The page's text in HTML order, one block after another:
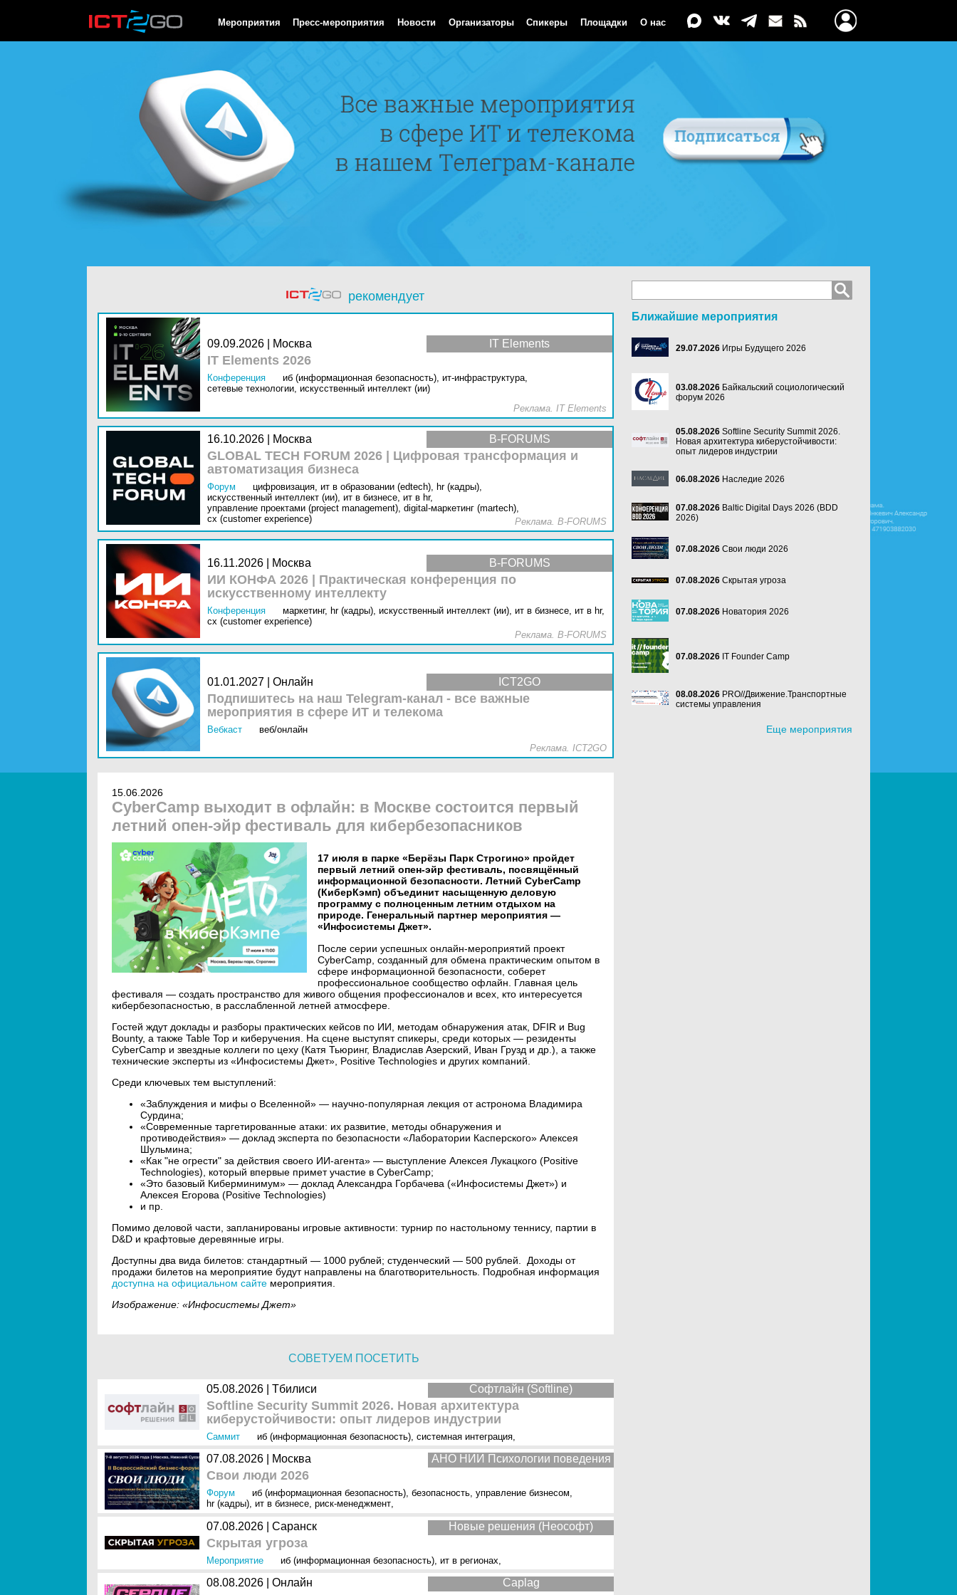
Мероприятия Пресс-мероприятия Новости Организаторы Спикеры Площадки О нас
рекомендует
IT Elements
09.09.2026 | Москва
IT Elements 2026
Конференция иб (информационная безопасность), ит-инфраструктура,
сетевые технологии, искусственный интеллект (ии)
Реклама. IT Elements
B-FORUMS
16.10.2026 | Москва
GLOBAL TECH FORUM 2026 | Цифровая трансформация и
автоматизация бизнеса
Форум цифровизация, ит в образовании (edtech), hr (кадры),
искусственный интеллект (ии), ит в бизнесе, ит в hr,
управление проектами (project management), digital-маркетинг (martech),
cx (customer experience)
Реклама. B-FORUMS
B-FORUMS
16.11.2026 | Москва
ИИ КОНФА 2026 | Практическая конференция по
искусственному интеллекту
Конференция маркетинг, hr (кадры), искусственный интеллект (ии), ит в бизнесе, ит в hr,
cx (customer experience)
Реклама. B-FORUMS
ICT2GO
01.01.2027 | Онлайн
Подпишитесь на наш Telegram-канал - все важные
мероприятия в сфере ИТ и телекома
Вебкаст
веб/онлайн
Реклама. ICT2GO
15.06.2026
CyberCamp выходит в офлайн: в Москве состоится первый
летний опен-эйр фестиваль для кибербезопасников
17 июля в парке «Берёзы Парк Строгино» пройдет
первый летний опен-эйр фестиваль, посвящённый
информационной безопасности. Летний CyberCamp
(КиберКэмп) объединит насыщенную деловую
программу с полноценным летним отдыхом на
природе. Генеральный партнер мероприятия —
«Инфосистемы Джет».
После серии успешных онлайн-мероприятий проект
CyberCamp, созданный для обмена практическим опытом в
сфере информационной безопасности, соберет
профессиональное сообщество офлайн. Главная цель
фестиваля — создать пространство для живого общения профессионалов и всех, кто интересуется
кибербезопасностью, в расслабленной летней атмосфере.
Гостей ждут доклады и разборы практических кейсов по ИИ, методам обнаружения атак, DFIR и Bug
Bounty, а также Table Top и киберучения. На сцене выступят спикеры, среди которых — резиденты
CyberCamp и звездные коллеги по цеху (Катя Тьюринг, Владислав Азерский, Иван Грузд и др.), а также
технические эксперты из «Инфосистемы Джет», Positive Technologies и других компаний.
Среди ключевых тем выступлений:
«Заблуждения и мифы о Вселенной» — научно-популярная лекция от астронома Владимира
Сурдина;
«Современные таргетированные атаки: их развитие, методы обнаружения и
противодействия» — доклад эксперта по безопасности «Лаборатории Касперского» Алексея
Шульмина;
«Как "не огрести" за действия своего ИИ-агента» — выступление Алексея Лукацкого (Positive
Technologies), который впервые примет участие в CyberCamp;
«Это базовый Киберминимум» — доклад Александра Горбачева («Инфосистемы Джет») и
Алексея Егорова (Positive Technologies)
и пр.
Помимо деловой части, запланированы игровые активности: турнир по настольному теннису, партии в
D&D и крафтовые деревянные игры.
Доступны два вида билетов: стандартный — 1000 рублей; студенческий — 500 рублей. Доходы от
продажи билетов на мероприятие будут направлены на благотворительность. Подробная информация
доступна на официальном сайте мероприятия.
Изображение: «Инфосистемы Джет»
СОВЕТУЕМ ПОСЕТИТЬ
Софтлайн (Softline)
05.08.2026 | Тбилиси
Softline Security Summit 2026. Новая архитектура
киберустойчивости: опыт лидеров индустрии
Саммит иб (информационная безопасность), системная интеграция,
АНО НИИ Психологии поведения
07.08.2026 | Москва
Свои люди 2026
Форум иб (информационная безопасность), безопасность, управление бизнесом,
hr (кадры), ит в бизнесе, риск-менеджмент,
Новые решения (Неософт)
07.08.2026 | Саранск
Скрытая угроза
Мероприятие иб (информационная безопасность), ит в регионах,
Caplag
08.08.2026 | Онлайн
Ближайшие мероприятия
29.07.2026 Игры Будущего 2026
03.08.2026 Байкальский социологический
форум 2026
05.08.2026 Softline Security Summit 2026.
Новая архитектура киберустойчивости:
опыт лидеров индустрии
06.08.2026 Наследие 2026
07.08.2026 Baltic Digital Days 2026 (BDD
2026)
07.08.2026 Свои люди 2026
07.08.2026 Скрытая угроза
07.08.2026 Новатория 2026
07.08.2026 IT Founder Camp
08.08.2026 PRO//Движение.Транспортные
системы управления
Еще мероприятия